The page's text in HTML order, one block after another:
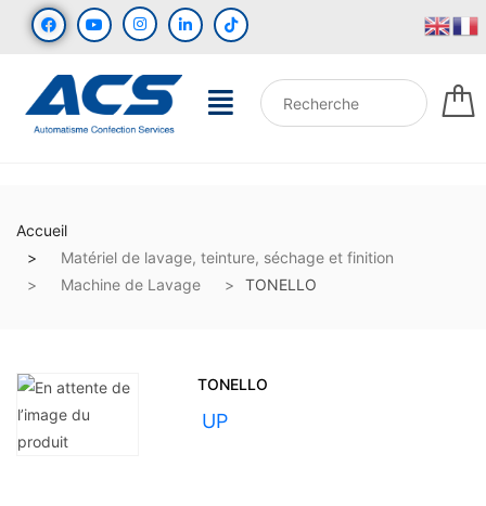
Accueil
Matériel de lavage, teinture, séchage et finition
Machine de Lavage
TONELLO
TONELLO
UP